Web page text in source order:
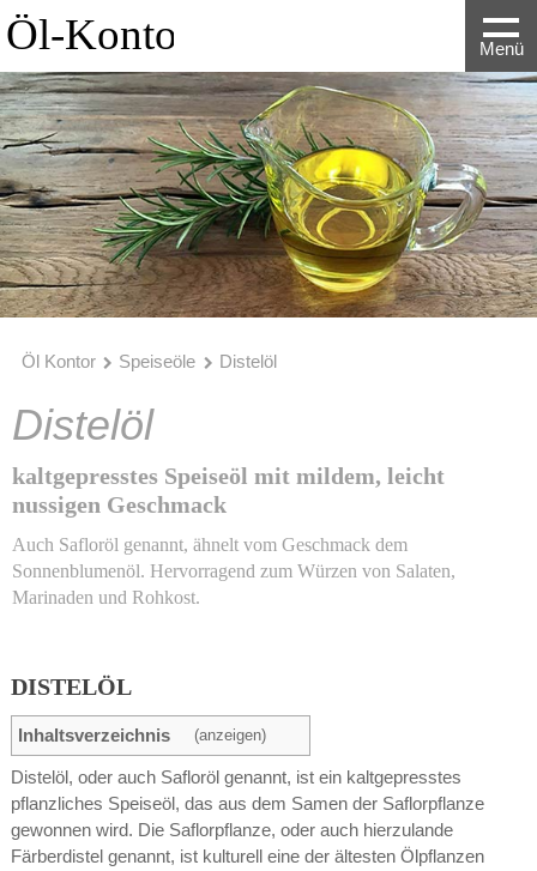
Menü
Öl Kontor Speiseöle Distelöl
Distelöl
kaltgepresstes Speiseöl mit mildem, leicht
nussigen Geschmack
Auch Safloröl genannt, ähnelt vom Geschmack dem
Sonnenblumenöl. Hervorragend zum Würzen von Salaten,
Marinaden und Rohkost.
DISTELÖL
Inhaltsverzeichnis (anzeigen)
Distelöl, oder auch Safloröl genannt, ist ein kaltgepresstes
pflanzliches Speiseöl, das aus dem Samen der Saflorpflanze
gewonnen wird. Die Saflorpflanze, oder auch hierzulande
Färberdistel genannt, ist kulturell eine der ältesten Ölpflanzen